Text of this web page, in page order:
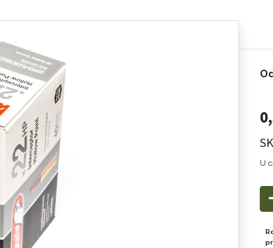
U